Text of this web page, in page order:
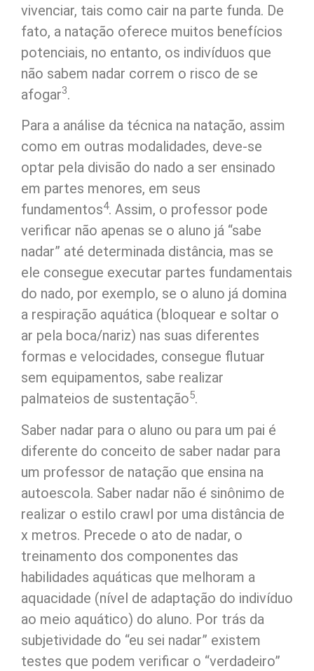
vivenciar, tais como cair na parte funda. De
fato, a natação oferece muitos benefícios
potenciais, no entanto, os indivíduos que
não sabem nadar correm o risco de se
afogar3.
Para a análise da técnica na natação, assim
como em outras modalidades, deve-se
optar pela divisão do nado a ser ensinado
em partes menores, em seus
fundamentos4. Assim, o professor pode
verificar não apenas se o aluno já “sabe
nadar” até determinada distância, mas se
ele consegue executar partes fundamentais
do nado, por exemplo, se o aluno já domina
a respiração aquática (bloquear e soltar o
ar pela boca/nariz) nas suas diferentes
formas e velocidades, consegue flutuar
sem equipamentos, sabe realizar
palmateios de sustentação5.
Saber nadar para o aluno ou para um pai é
diferente do conceito de saber nadar para
um professor de natação que ensina na
autoescola. Saber nadar não é sinônimo de
realizar o estilo crawl por uma distância de
x metros. Precede o ato de nadar, o
treinamento dos componentes das
habilidades aquáticas que melhoram a
aquacidade (nível de adaptação do indivíduo
ao meio aquático) do aluno. Por trás da
subjetividade do “eu sei nadar” existem
testes que podem verificar o “verdadeiro”